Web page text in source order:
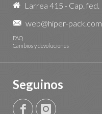
Larrea 415 - Cap. fed.
web@hiper-pack.com
FAQ
Cambios y devoluciones
Seguinos